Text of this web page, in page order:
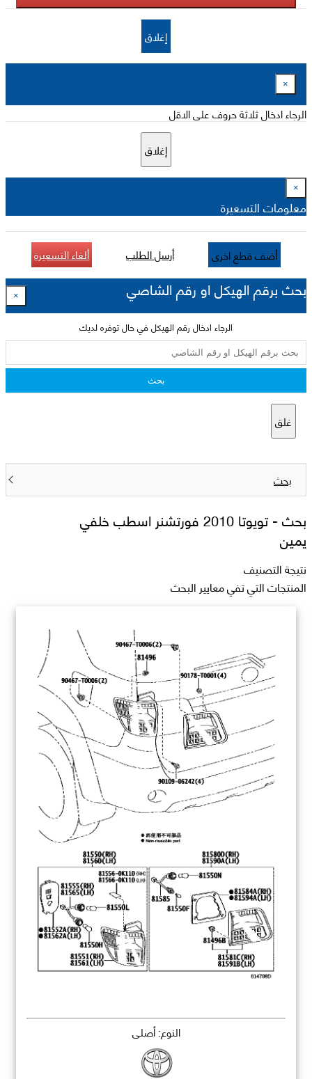
إغلاق
×
الرجاء ادخال ثلاثة حروف على الاقل
إغلاق
×
معلومات التسعيرة
أضف قطع اخرى أرسل الطلب ألغاء التسعيرة
بحث برقم الهيكل او رقم الشاصي ×
الرجاء ادخال رقم الهيكل في حال توفره لديك
بحث
غلق
بحث
بحث - تويوتا 2010 فورتشنر اسطب خلفي
يمين
نتيجة التصنيف
المنتجات التي تفي معايير البحث
النوع: أصلي